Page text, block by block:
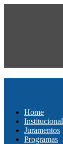
Home
Institucional
Juramentos
Programas